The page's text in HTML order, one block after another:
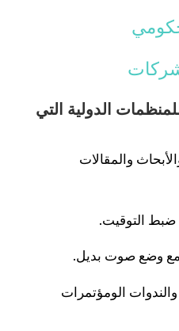
الدولية التي
والمقالات
ضبط التوقيت.
الومؤتمرات